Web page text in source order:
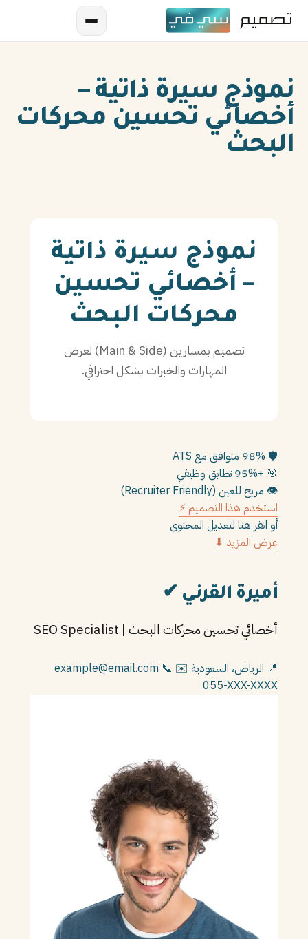
TL
نموذج سيرة ذاتية –
أخصائي تحسين محركات
البحث
نموذج سيرة ذاتية
– أخصائي تحسين
محركات البحث
تصميم بمسارين (Main & Side) لعرض
المهارات والخبرات بشكل احترافي.
🛡️
🎯 +95% تطابق وظيفي
👁️ مريح للعين (Recruiter Friendly)
استخدم هذا التصميم ⚡
أو انقر هنا لتعديل المحتوى
عرض المزيد ⬇
أميرة القرني ✔
أخصائي تحسين محركات البحث | SEO Specialist
📍 الرياض، السعودية ✉️ example@email.com
📞
055-XXX-XXXX